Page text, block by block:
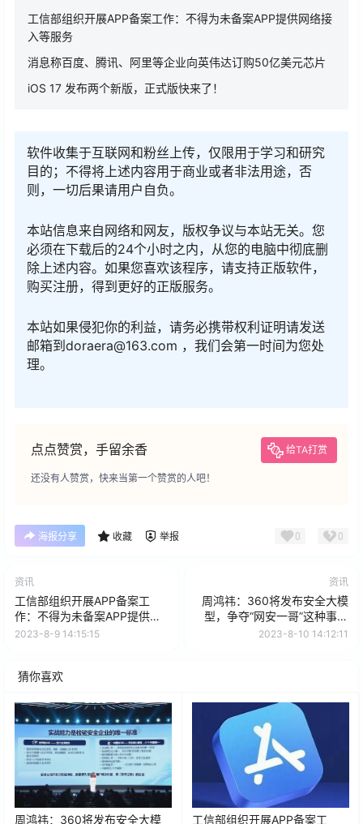
工信部组织开展APP备案工作：不得为未备案APP提供网络接
入等服务
消息称百度、腾讯、阿里等企业向英伟达订购50亿美元芯片
iOS 17 发布两个新版，正式版快来了！
软件收集于互联网和粉丝上传，仅限用于学习和研究
目的；不得将上述内容用于商业或者非法用途，否
则，一切后果请用户自负。
本站信息来自网络和网友，版权争议与本站无关。您
必须在下载后的24个小时之内，从您的电脑中彻底删
除上述内容。如果您喜欢该程序，请支持正版软件，
购买注册，得到更好的正版服务。
本站如果侵犯你的利益，请务必携带权利证明请发送
邮箱到doraera@163.com ，我们会第一时间为您处
理。
点点赞赏，手留余香 给TA打赏
还没有人赞赏，快来当第一个赞赏的人吧！
海报分享 收藏 举报 0 0
资讯
工信部组织开展APP备案工
作：不得为未备案APP提供网
络接入等服务
2023-8-9 14:15:15
资讯
周鸿祎：360将发布安全大模
型，争夺“网安一哥”这种事情
很无聊
2023-8-10 14:12:11
猜你喜欢
周鸿祎：360将发布安全大模
工信部组织开展APP备案工